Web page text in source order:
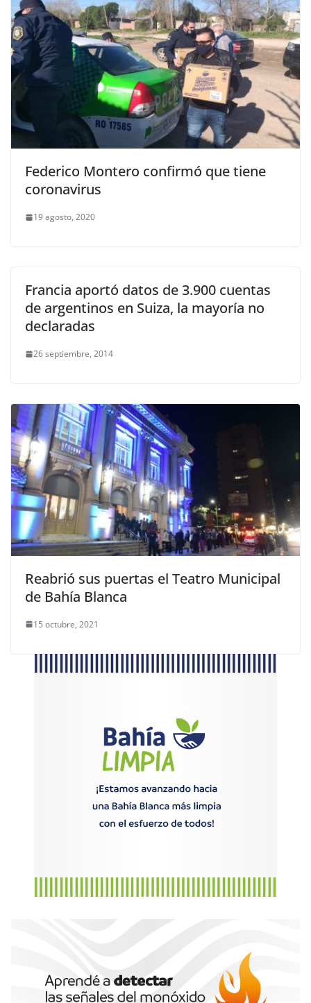
Federico Montero confirmó que tiene
coronavirus
19 agosto, 2020
Francia aportó datos de 3.900 cuentas
de argentinos en Suiza, la mayoría no
declaradas
26 septiembre, 2014
Reabrió sus puertas el Teatro Municipal
de Bahía Blanca
15 octubre, 2021